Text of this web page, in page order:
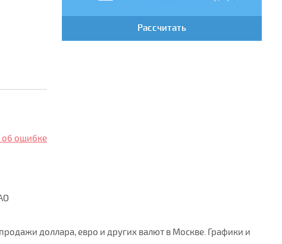
Рассчитать
ошибке
доллара, евро и других валют в Москве. Графики и